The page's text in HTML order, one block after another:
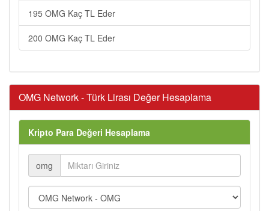
195 OMG Kaç TL Eder
200 OMG Kaç TL Eder
OMG Network - Türk Lirası Değer Hesaplama
Kripto Para Değeri Hesaplama
omg